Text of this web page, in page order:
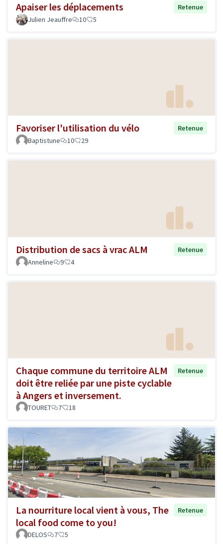
Apaiser les déplacements
Retenue
Julien Jeauffre
10 5
Favoriser l'utilisation du vélo
Retenue
Baptistune
10 29
Distribution de sacs à vrac ALM
Retenue
Anneline
9 4
Chaque commune du territoire ALM
doit être reliée par une piste cyclable
à Angers et inversement.
Retenue
TOURET 7 18
La nourriture local vient à vous, The
local food come to you!
Retenue
DELOS 7 5